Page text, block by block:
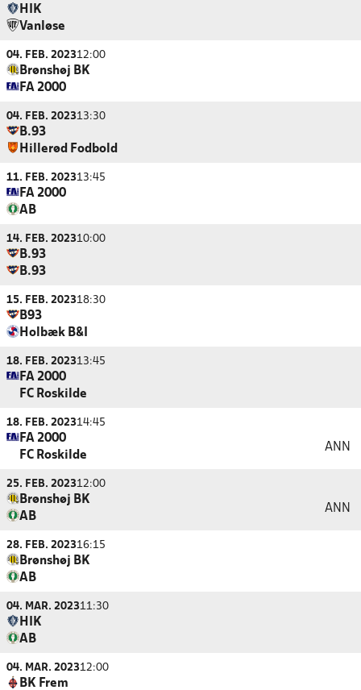
HIK
Vanløse
04. FEB. 202312:00
Brønshøj BK
FA 2000
04. FEB. 202313:30
B.93
Hillerød Fodbold
11. FEB. 202313:45
FA 2000
AB
14. FEB. 202310:00
B.93
B.93
15. FEB. 202318:30
B93
Holbæk B&I
18. FEB. 202313:45
FA 2000
FC Roskilde
18. FEB. 202314:45
FA 2000
FC Roskilde
ANN
25. FEB. 202312:00
Brønshøj BK
AB
ANN
28. FEB. 202316:15
Brønshøj BK
AB
04. MAR. 202311:30
HIK
AB
04. MAR. 202312:00
BK Frem